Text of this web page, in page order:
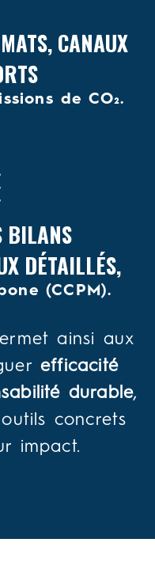
CANAUX
de CO₂.
BILANS
DÉTAILLÉS,
(CCPM).
ainsi aux
efficacité
durable,
concrets
impact.